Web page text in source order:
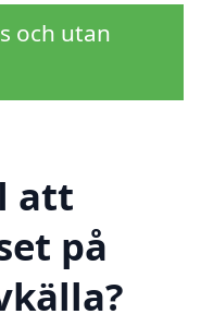
och utan
att
på